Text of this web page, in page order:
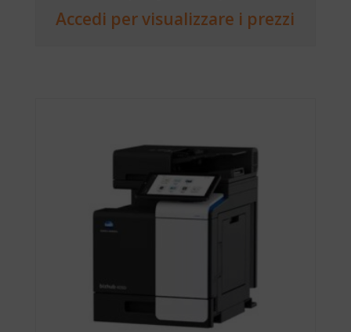
Accedi per visualizzare i prezzi